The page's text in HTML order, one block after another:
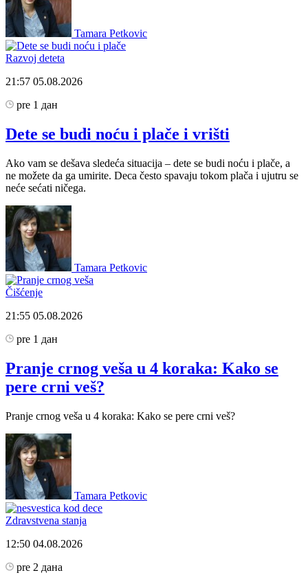
Tamara Petkovic
Razvoj deteta
21:57 05.08.2026
pre 1 дан
Dete se budi noću i plače i vrišti
Ako vam se dešava sledeća situacija – dete se budi noću i plače, a
ne možete da ga umirite. Deca često spavaju tokom plača i ujutru se
neće sećati ničega.
Tamara Petkovic
Čišćenje
21:55 05.08.2026
pre 1 дан
Pranje crnog veša u 4 koraka: Kako se
pere crni veš?
Pranje crnog veša u 4 koraka: Kako se pere crni veš?
Tamara Petkovic
Zdravstvena stanja
12:50 04.08.2026
pre 2 дана